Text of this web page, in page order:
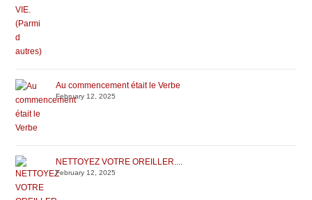
Au commencement était le Verbe
February 12, 2025
NETTOYEZ VOTRE OREILLER....
February 12, 2025